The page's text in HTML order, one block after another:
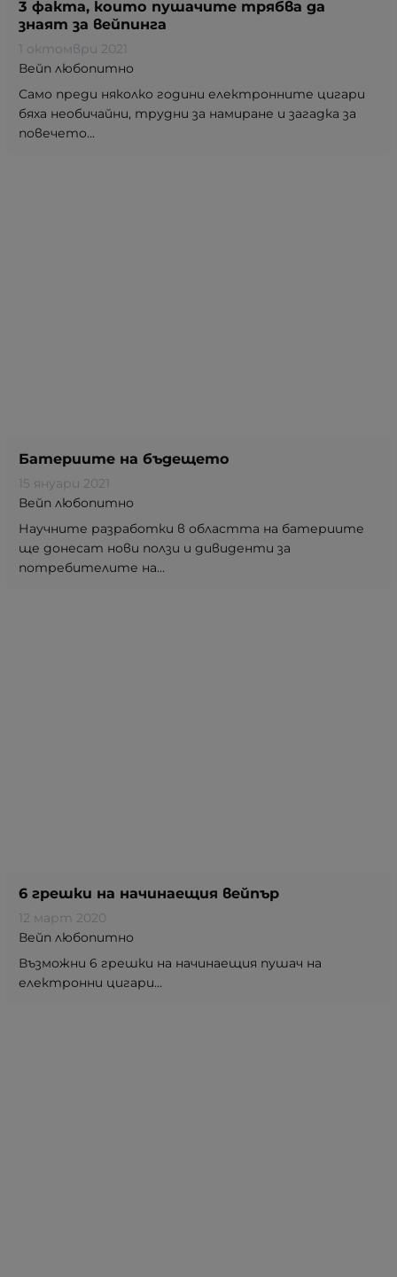
3 факта, които пушачите трябва да
знаят за вейпинга
1 октомври 2021
Вейп любопитно
Само преди няколко години електронните цигари
бяха необичайни, трудни за намиране и загадка за
повечето...
Батериите на бъдещето
15 януари 2021
Вейп любопитно
Научните разработки в областта на батериите
ще донесат нови ползи и дивиденти за
потребителите на...
6 грешки на начинаещия вейпър
12 март 2020
Вейп любопитно
Възможни 6 грешки на начинаещия пушач на
електронни цигари...